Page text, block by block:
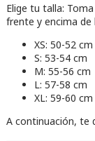
Elige tu talla:
frente y encima de
XS: 50-52 cm
S: 53-54 cm
M: 55-56 cm
L: 57-58 cm
XL: 59-60 cm
A continuación, te